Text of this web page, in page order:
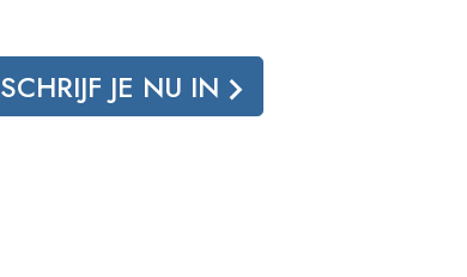
SCHRIJF JE NU IN